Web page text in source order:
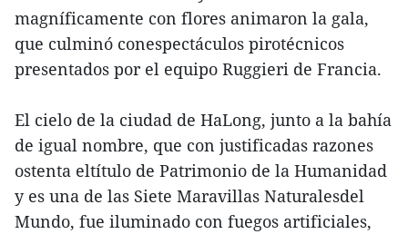
magníficamente con flores animaron la gala,
que culminó conespectáculos pirotécnicos
presentados por el equipo Ruggieri de Francia.
El cielo de la ciudad de HaLong, junto a la bahía
de igual nombre, que con justificadas razones
ostenta eltítulo de Patrimonio de la Humanidad
y es una de las Siete Maravillas Naturalesdel
Mundo, fue iluminado con fuegos artificiales,